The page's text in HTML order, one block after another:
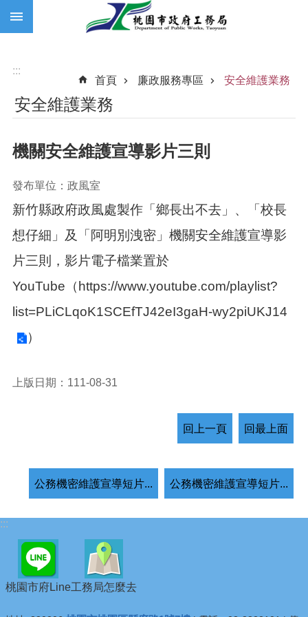
跳到主要內容區塊
:::
首頁
廉政服務專區 安全維護業務
安全維護業務
機關安全維護宣導影片三則
發布單位：政風室
新竹縣政府政風處製作「鄉長出不去」、「校長
想仔細」及「阿明別洩密」機關安全維護宣導影
片三則，影片電子檔業置於
YouTube（https://www.youtube.com/playlist?
list=PLiCLqoK1SCEfTJ42eI3gaH-wy2piUKJ14
）
上版日期：111-08-31
回上一頁 回最上面
公務機密維護宣導短片... 公務機密維護宣導短片...
:::
桃園市府Line工務局怎麼去